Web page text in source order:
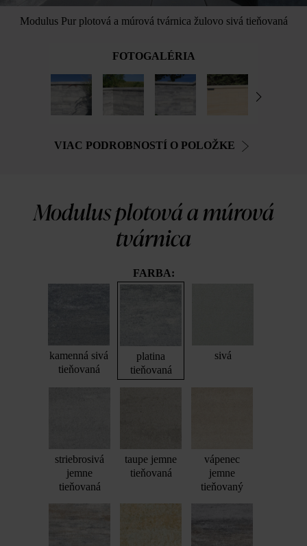
Modulus Pur plotová a múrová tvárnica žulovo sivá tieňovaná
FOTOGALÉRIA
VIAC PODROBNOSTÍ O POLOŽKE
Modulus plotová a múrová
tvárnica
FARBA:
kamenná sivá
tieňovaná
platina
tieňovaná
sivá
striebrosivá
jemne
tieňovaná
taupe jemne
tieňovaná
vápenec
jemne
tieňovaný